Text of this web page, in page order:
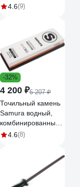
COOLINAR 95122
4.6(9)
-32%
4 200 ₽6 207 ₽
Точильный камень
Samura водный,
комбинированный
1000/3000 SCS-
4.6(8)